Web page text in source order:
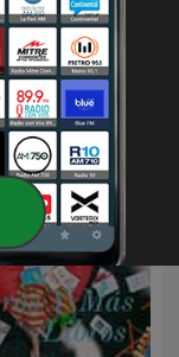
dos carátulas